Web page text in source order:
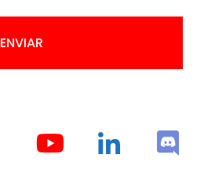
ENVIAR